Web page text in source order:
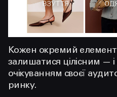
Кожен окремий
залишатися цілісним — і
очікуванням своєї
ринку.